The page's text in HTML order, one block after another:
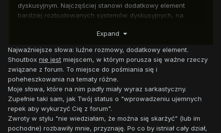
dyskusyjnym. Najczęściej stanowi dodatkowy element
bardziej rozbudowanych systemów dyskusyjnych, na
na forach dyskusyjnych co znacznie zmniejsza
jest dobrym sposobem na odciążenie witryny.
Expand
Najważniejsze słowa: luźne rozmowy, dodatkowy element.
Shoutbox nie jest miejscem, w którym porusza się ważne rzeczy
związane z forum. To miejsce do pośmiania się i
poheheszkowania na tematy różne.
Moje słowa, które na nim padły miały wyraz sarkastyczny.
Zupełnie taki sam, jak Twój status o "wprowadzeniu ujemnych
repek aby wykurzyć Cię z forum".
Zwroty w stylu "nie wiedziałam, że można się skarżyć" (lub im
pochodne) rozbawiły mnie, przyznaję. Po co by istniał cały dział,